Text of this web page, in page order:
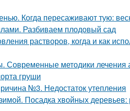
Когда пересаживают тую:
Разбиваем плодовый сад
растворов, когда и как
Современные методики
груши
№3. Недостаток утепления
Посадка хвойных деревьев: